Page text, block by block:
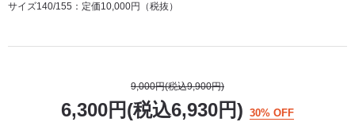
サイズ140/155：定価10,000円（税抜）
9,000円(税込9,900円)
6,300円(税込6,930円) 30% OFF